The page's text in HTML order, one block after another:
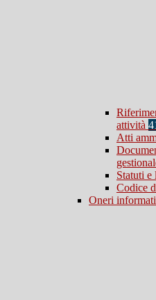
attività
Atti
Statuti e
Codice
Oneri